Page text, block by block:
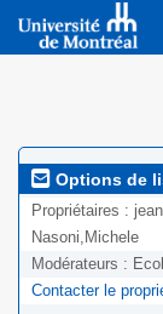
Options de
Propriétaires :
Nasoni,Michele
Modérateurs :
Contacter le